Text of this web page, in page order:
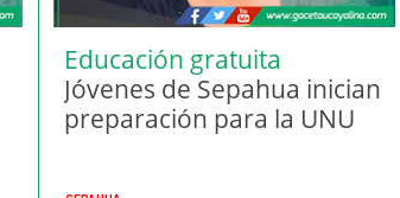
Educación gratuita
Jóvenes de Sepahua inician
preparación para la UNU